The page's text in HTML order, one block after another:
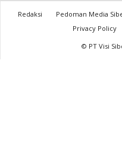
Redaksi Pedoman Media
Privacy Policy
© PT Visi